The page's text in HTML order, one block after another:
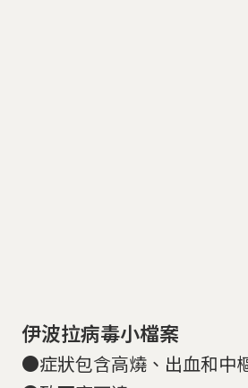
伊波拉病毒小檔案
●症狀包含高燒、出血和中